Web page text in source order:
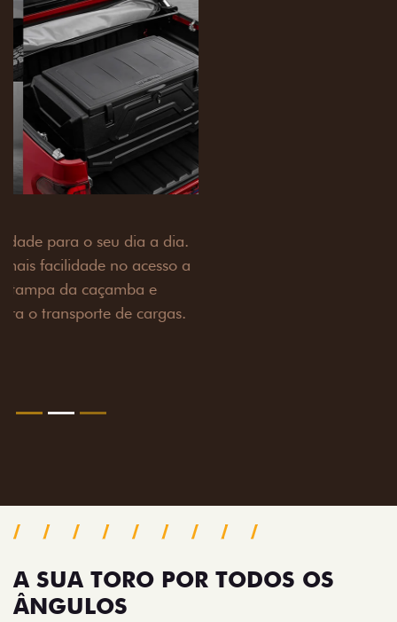
Prepare sua picape para qualquer desafio. O Pack
off-road combina engate de reboque para até 3,5
toneladas, alargadores de para-lamas e overbumper,
oferecendo mais capacidade de reboque, proteção
A SUA TORO POR TODOS OS
ÂNGULOS